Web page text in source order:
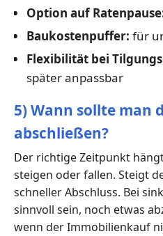
Option auf
Baukostenpuffer: für
Flexibilität bei
später anpassbar
5) Wann sollte man
abschließen?
Der richtige Zeitpunkt
steigen oder fallen. Steigt
schneller Abschluss. Bei
sinnvoll sein, noch etwas
wenn der Immobilienkauf